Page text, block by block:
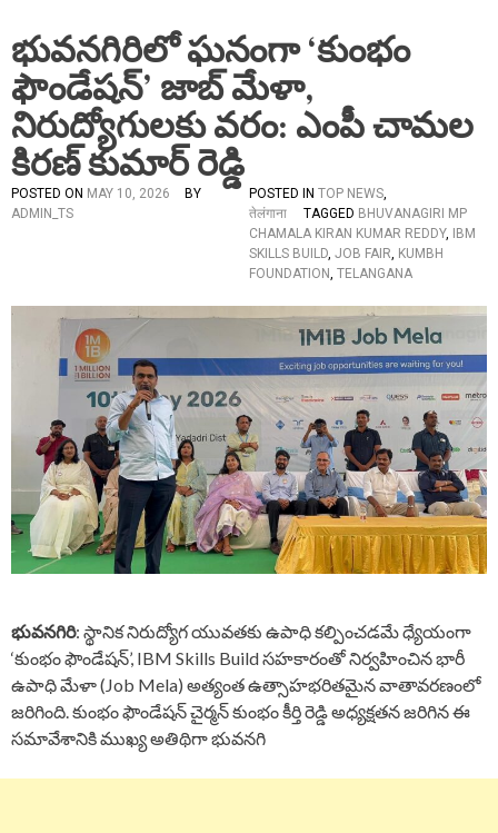
భువనగిరిలో ఘనంగా ‘కుంభం
ఫౌండేషన్’ జాబ్ మేళా,
నిరుద్యోగులకు వరం: ఎంపీ చామల
కిరణ్ కుమార్ రెడ్డి
POSTED ON MAY 10, 2026
BY
ADMIN_TS
POSTED IN TOP NEWS,
तेलंगाना
TAGGED BHUVANAGIRI MP
CHAMALA KIRAN KUMAR REDDY,
IBM
SKILLS BUILD, JOB FAIR, KUMBH
FOUNDATION, TELANGANA
భువనగిరి: స్థానిక నిరుద్యోగ యువతకు ఉపాధి కల్పించడమే ధ్యేయంగా
‘కుంభం ఫౌండేషన్’, IBM Skills Build సహకారంతో నిర్వహించిన భారీ
ఉపాధి మేళా (Job Mela) అత్యంత ఉత్సాహభరితమైన వాతావరణంలో
జరిగింది. కుంభం ఫౌండేషన్ చైర్మన్ కుంభం కీర్తి రెడ్డి అధ్యక్షతన జరిగిన ఈ
సమావేశానికి ముఖ్య అతిథిగా భువనగి